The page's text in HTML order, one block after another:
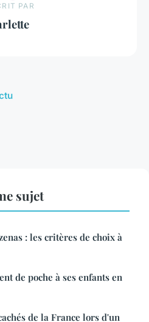
PAR
sujet
: les critères de choix à
de poche à ses enfants en
de la France lors d'un